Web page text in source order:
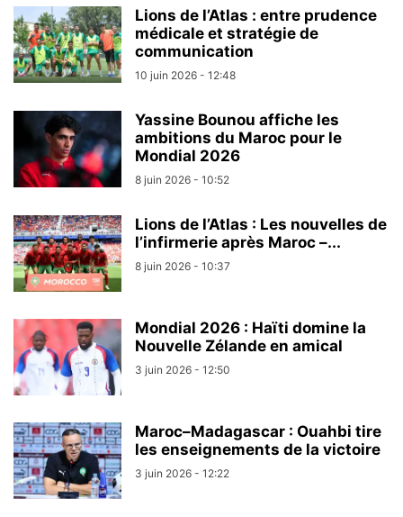
Lions de l’Atlas : entre prudence
médicale et stratégie de
communication
10 juin 2026 - 12:48
Yassine Bounou affiche les
ambitions du Maroc pour le
Mondial 2026
8 juin 2026 - 10:52
Lions de l’Atlas : Les nouvelles de
l’infirmerie après Maroc –...
8 juin 2026 - 10:37
Mondial 2026 : Haïti domine la
Nouvelle Zélande en amical
3 juin 2026 - 12:50
Maroc–Madagascar : Ouahbi tire
les enseignements de la victoire
3 juin 2026 - 12:22